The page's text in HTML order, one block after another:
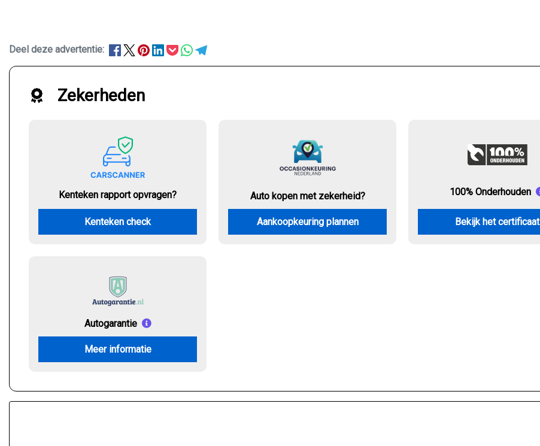
Deel deze advertentie:
Zekerheden
Kenteken rapport opvragen?
Kenteken check
Auto kopen met zekerheid?
Aankoopkeuring plannen
100% Onderhouden
Bekijk het certificaat
Autogarantie
Meer informatie